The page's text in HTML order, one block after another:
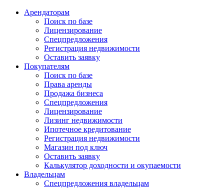
Арендаторам
Поиск по базе
Лицензирование
Спецпредложения
Регистрация недвижимости
Оставить заявку
Покупателям
Поиск по базе
Права аренды
Продажа бизнеса
Спецпредложения
Лицензирование
Лизинг недвижимости
Ипотечное кредитование
Регистрация недвижимости
Магазин под ключ
Оставить заявку
Калькулятор доходности и окупаемости
Владельцам
Спецпредложения владельцам